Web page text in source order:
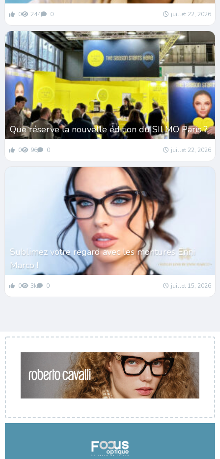
0 244 0 juillet 22, 2026
Que réserve la nouvelle édition du SILMO Paris ?
0 96 0 juillet 22, 2026
Sublimez votre regard avec les montures Enni
Marco !
0 3k 0 juillet 15, 2026